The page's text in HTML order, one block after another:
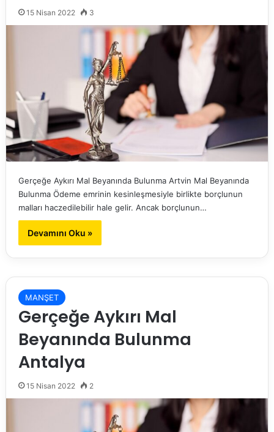
15 Nisan 2022 3
Gerçeğe Aykırı Mal Beyanında Bulunma Artvin Mal Beyanında
Bulunma Ödeme emrinin kesinleşmesiyle birlikte borçlunun
malları haczedilebilir hale gelir. Ancak borçlunun…
Devamını Oku »
MANŞET
Gerçeğe Aykırı Mal
Beyanında Bulunma
Antalya
15 Nisan 2022 2